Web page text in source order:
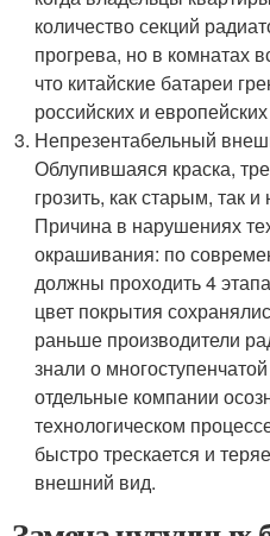
количество секций
прогрева, но в комнатах
что китайские батареи
российских и
Непрезентабельный
Облупившаяся краска,
грозить, как старым, так
Причина в нарушениях
окрашивания: по
должны проходить 4
цвет покрытия
раньше производители
знали о
отдельные компании
технологическом
быстро трескается и
внешний вид.